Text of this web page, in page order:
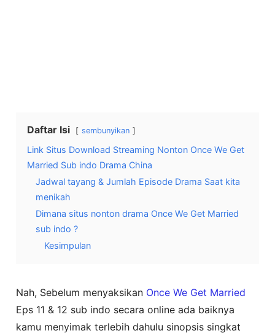
Daftar Isi sembunyikan
Link Situs Download Streaming Nonton Once We Get
Married Sub indo Drama China
Jadwal tayang & Jumlah Episode Drama Saat kita
menikah
Dimana situs nonton drama Once We Get Married
sub indo ?
Kesimpulan
Nah, Sebelum menyaksikan Once We Get Married
Eps 11 & 12 sub indo secara online ada baiknya
kamu menyimak terlebih dahulu sinopsis singkat